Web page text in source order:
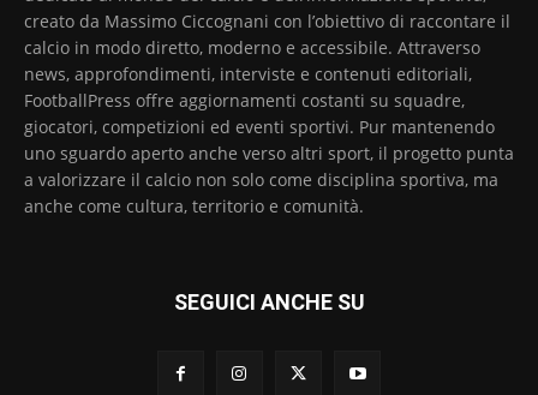
creato da Massimo Ciccognani con l’obiettivo di raccontare il
calcio in modo diretto, moderno e accessibile. Attraverso
news, approfondimenti, interviste e contenuti editoriali,
FootballPress offre aggiornamenti costanti su squadre,
giocatori, competizioni ed eventi sportivi. Pur mantenendo
uno sguardo aperto anche verso altri sport, il progetto punta
a valorizzare il calcio non solo come disciplina sportiva, ma
anche come cultura, territorio e comunità.
SEGUICI ANCHE SU